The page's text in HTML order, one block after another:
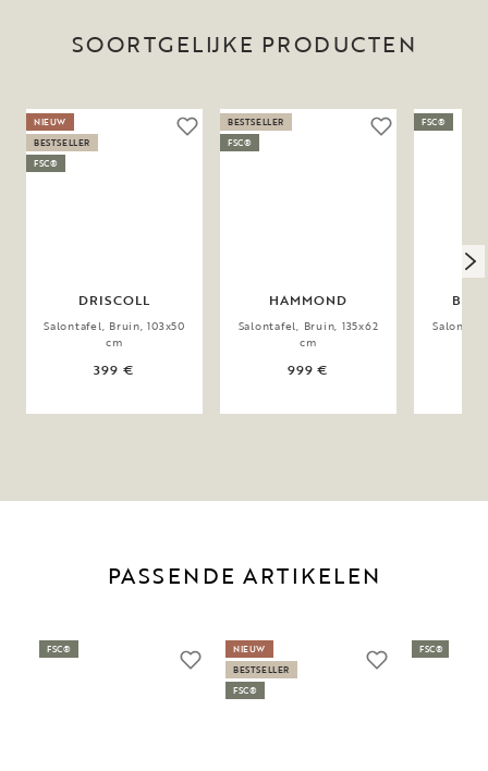
SOORTGELIJKE PRODUCTEN
DRISCOLL
Salontafel, Bruin, 103x50
cm
399 €
NIEUW
BESTSELLER
FSC®
HAMMOND
Salontafel, Bruin, 135x62
cm
999 €
BESTSELLER
FSC®
FSC®
PASSENDE ARTIKELEN
FSC®
NIEUW
BESTSELLER
FSC®
FSC®